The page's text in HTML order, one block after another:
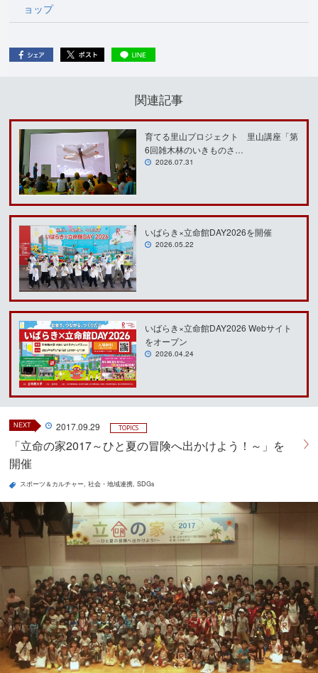
ョップ
関連記事
育てる里山プロジェクト 里山講座「第
6回雑木林のいきものさ…
2026.07.31
いばらき×立命館DAY2026を開催
2026.05.22
いばらき×立命館DAY2026 Webサイト
をオープン
2026.04.24
NEXT 2017.09.29 TOPICS
「立命の家2017～ひと夏の冒険へ出かけよう！～」を
開催
スポーツ＆カルチャー 社会・地域連携 SDGs